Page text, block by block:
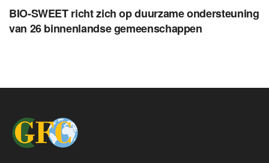
BIO-SWEET richt zich op duurzame ondersteuning
van 26 binnenlandse gemeenschappen